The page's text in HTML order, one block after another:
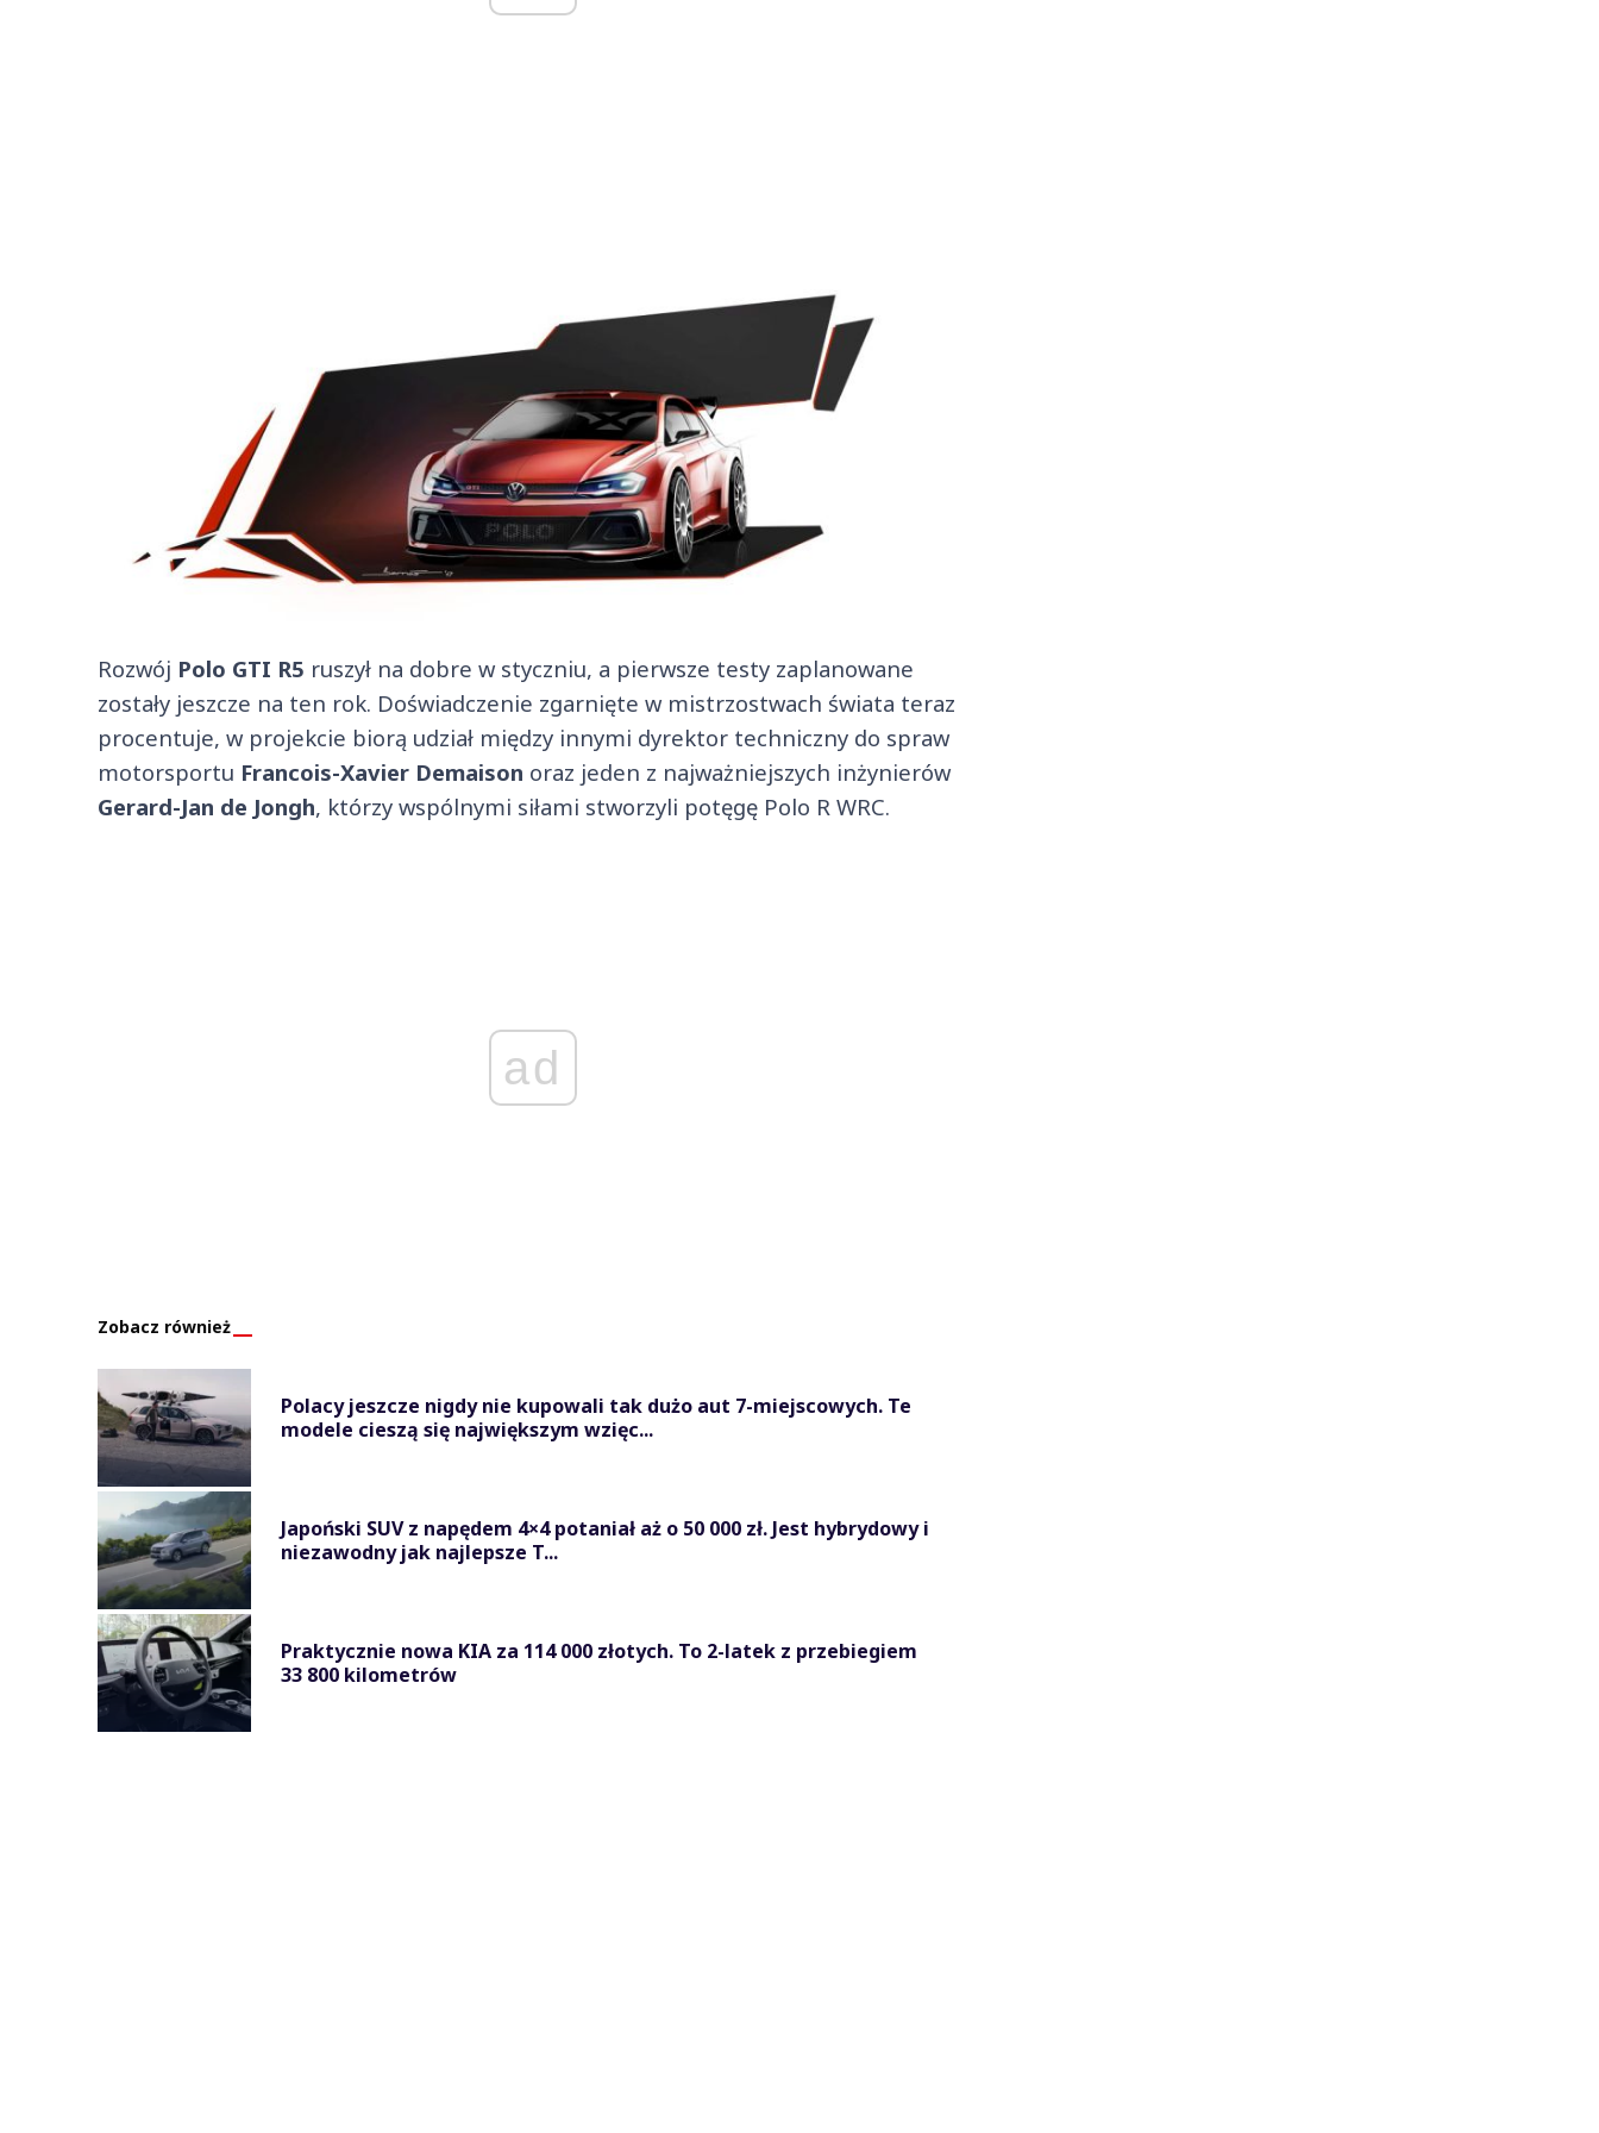
Rozwój Polo GTI R5 ruszył na dobre w styczniu, a pierwsze testy zaplanowane
zostały jeszcze na ten rok. Doświadczenie zgarnięte w mistrzostwach świata teraz
procentuje, w projekcie biorą udział między innymi dyrektor techniczny do spraw
motorsportu Francois-Xavier Demaison oraz jeden z najważniejszych inżynierów
Gerard-Jan de Jongh, którzy wspólnymi siłami stworzyli potęgę Polo R WRC.
ad
Zobacz również
Polacy jeszcze nigdy nie kupowali tak dużo aut 7-miejscowych. Te
modele cieszą się największym wzięc...
Japoński SUV z napędem 4×4 potaniał aż o 50 000 zł. Jest hybrydowy i
niezawodny jak najlepsze T...
Praktycznie nowa KIA za 114 000 złotych. To 2-latek z przebiegiem
33 800 kilometrów